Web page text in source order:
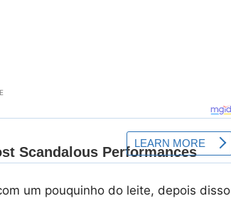
um pouquinho do leite, depois disso